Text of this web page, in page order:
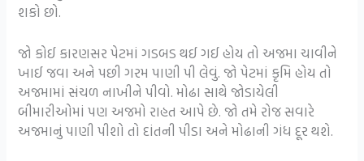
શકો છો.
જો કોઈ કારણસર પેટમાં ગડબડ થઈ ગઈ હોય તો અજમા ચાવીને
ખાઈ જવા અને પછી ગરમ પાણી પી લેવું. જો પેટમાં કૃમિ હોય તો
અજમામાં સંચળ નાખીને પીવો. મોઢા સાથે જોડાયેલી
બીમારીઓમાં પણ અજમો રાહત આપે છે. જો તમે રોજ સવારે
અજમાનું પાણી પીશો તો દાંતની પીડા અને મોઢાની ગંધ દૂર થશે.